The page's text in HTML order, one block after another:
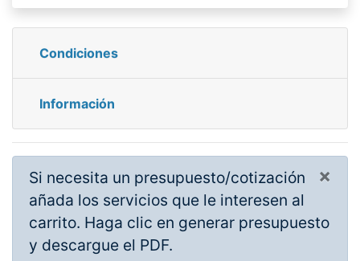
Condiciones
Información
×
Si necesita un presupuesto/cotización
añada los servicios que le interesen al
carrito. Haga clic en generar presupuesto
y descargue el PDF.